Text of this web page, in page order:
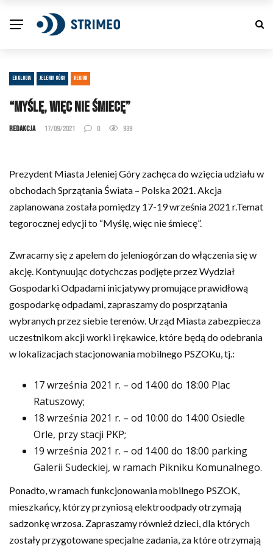
EKOLOGIA JELENIA GÓRA REGION
“Myślę, więc nie śmiecę”
Redakcja 17/09/2021 0 939
Prezydent Miasta Jeleniej Góry zachęca do wzięcia udziału w
obchodach Sprzątania Świata – Polska 2021. Akcja
zaplanowana została pomiędzy 17-19 września 2021 r.Temat
tegorocznej edycji to “Myślę, więc nie śmiecę”.
Zwracamy się z apelem do jeleniogórzan do włączenia się w
akcję. Kontynuując dotychczas podjęte przez Wydział
Gospodarki Odpadami inicjatywy promujące prawidłową
gospodarkę odpadami, zapraszamy do posprzątania
wybranych przez siebie terenów. Urząd Miasta zabezpiecza
uczestnikom akcji worki i rękawice, które będą do odebrania
w lokalizacjach stacjonowania mobilnego PSZOKu, tj.:
17 września 2021 r. – od 14:00 do 18:00 Plac
Ratuszowy;
18 września 2021 r. – od 10:00 do 14:00 Osiedle
Orle, przy stacji PKP;
19 września 2021 r. – od 14:00 do 18:00 parking
Galerii Sudeckiej, w ramach Pikniku Komunalnego.
Ponadto, w ramach funkcjonowania mobilnego PSZOK,
mieszkańcy, którzy przyniosą elektroodpady otrzymają
sadzonkę wrzosa. Zapraszamy również dzieci, dla których
zostały przygotowane specjalne zadania, za które otrzymają